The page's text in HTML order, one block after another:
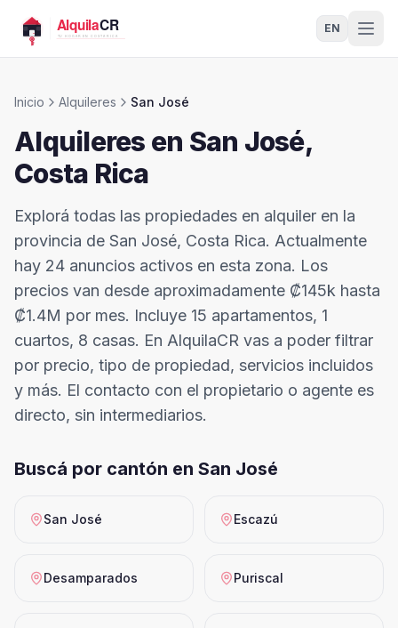
EN
Inicio Alquileres San José
Alquileres en San José,
Costa Rica
Explorá todas las propiedades en alquiler en la
provincia de San José, Costa Rica. Actualmente
hay 24 anuncios activos en esta zona. Los
precios van desde aproximadamente ₡145k hasta
₡1.4M por mes. Incluye 15 apartamentos, 1
cuartos, 8 casas. En AlquilaCR vas a poder filtrar
por precio, tipo de propiedad, servicios incluidos
y más. El contacto con el propietario o agente es
directo, sin intermediarios.
Buscá por cantón en San José
San José Escazú
Desamparados Puriscal